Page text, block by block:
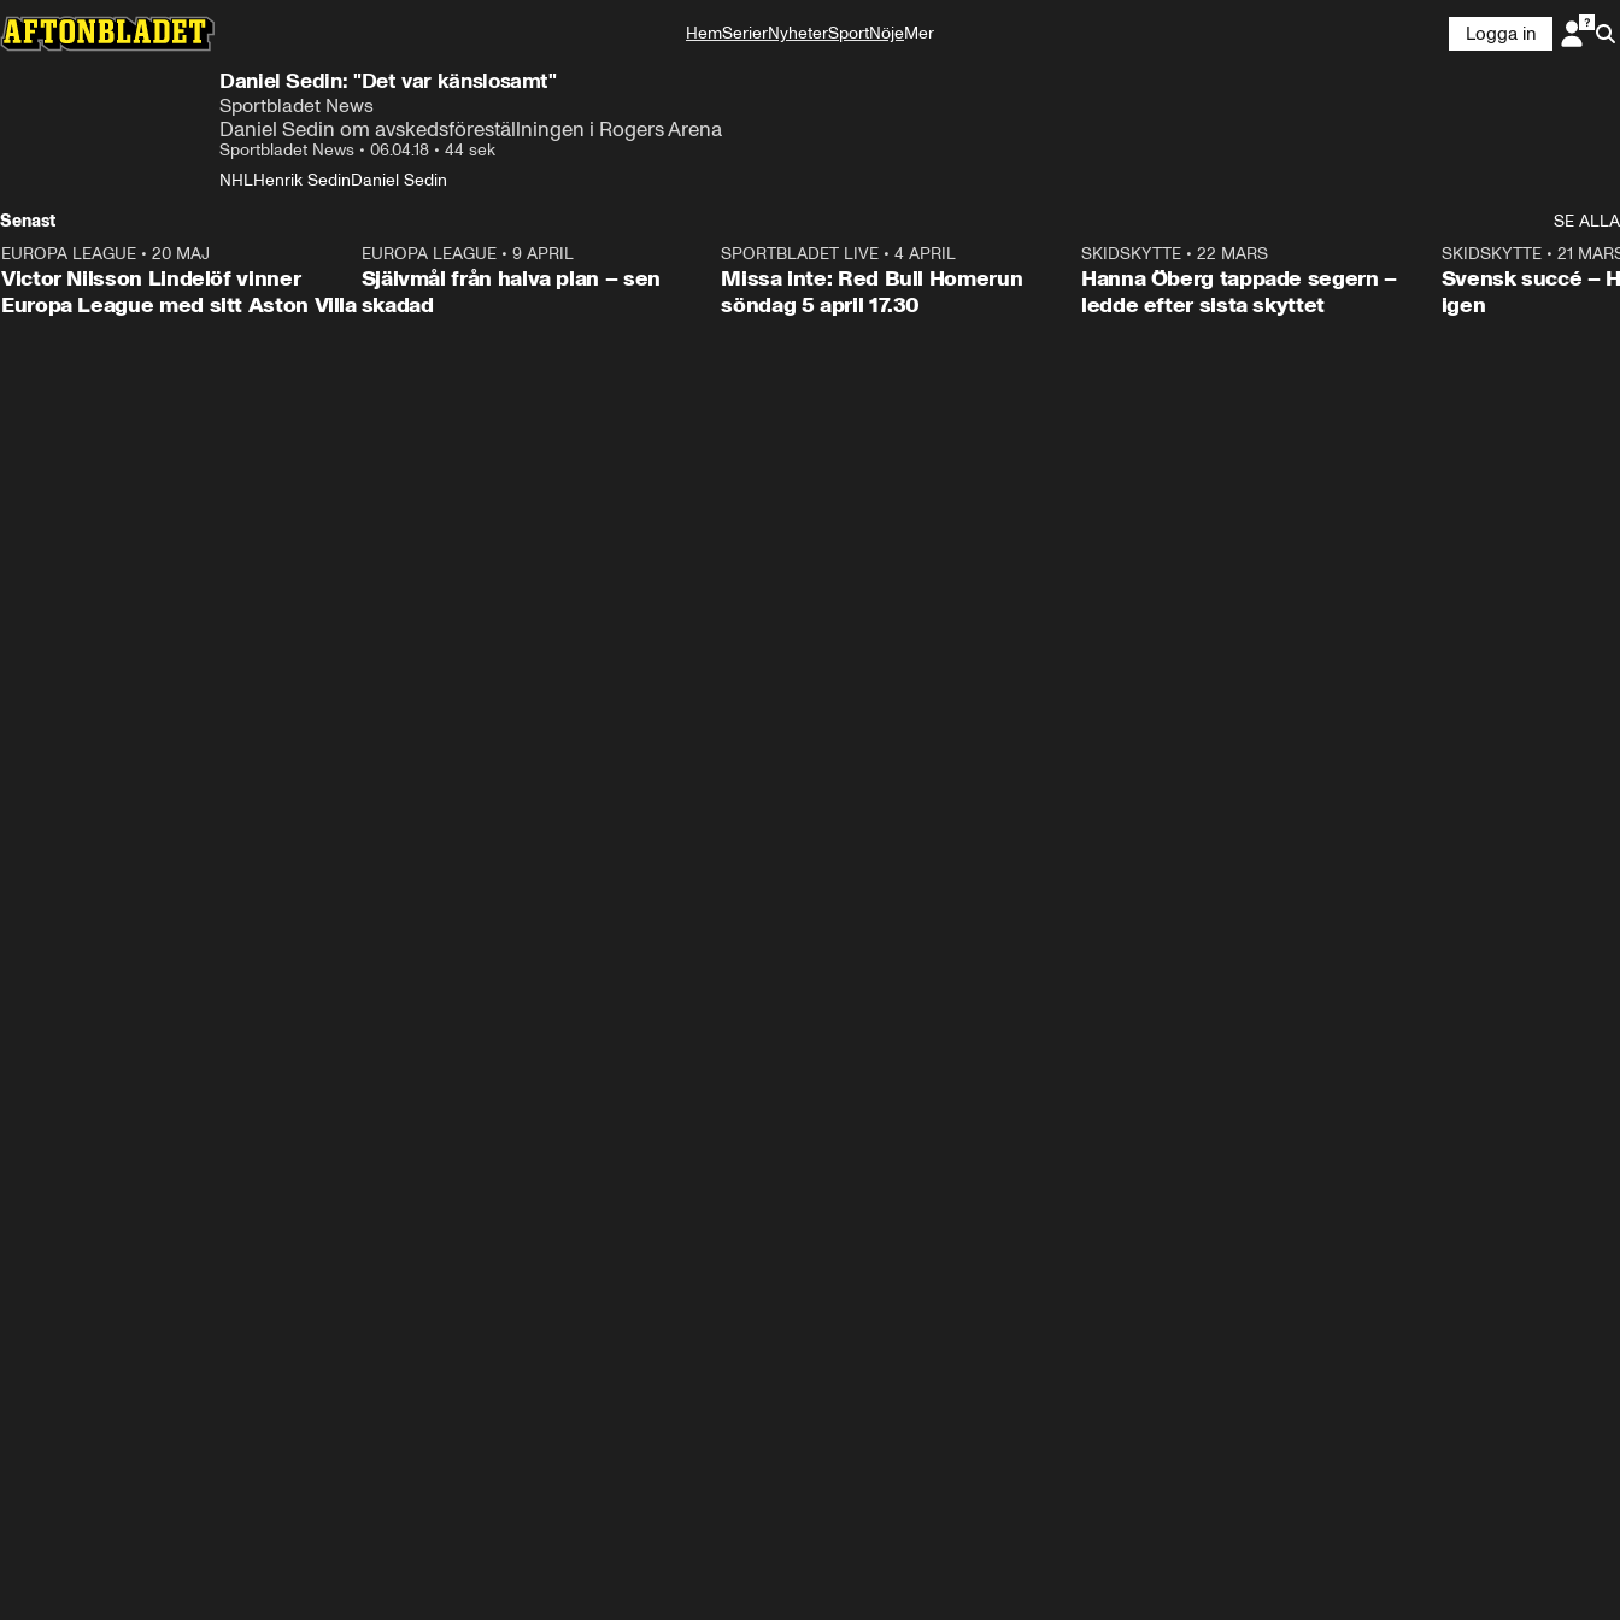
HemSerierNyheterSportNöjeMer
Logga in
Daniel Sedin: "Det var känslosamt"
Sportbladet News
Daniel Sedin om avskedsföreställningen i Rogers Arena
Sportbladet News • 06.04.18 • 44 sek
NHLHenrik SedinDaniel Sedin
Senast
SE ALLA
EUROPA LEAGUE • 20 MAJ
Victor Nilsson Lindelöf vinner
Europa League med sitt Aston Villa
1:03
EUROPA LEAGUE• 9 APRIL
Självmål från halva plan – sen
skadad
SPORTBLADET LIVE •4 APRIL
Missa inte: Red Bull Homerun
söndag 5 april 17.30
SKIDSKYTTE• 22 MARS
Hanna Öberg tappade segern –
ledde efter sista skyttet
SKIDSKYTTE• 21
Svensk succé –
igen